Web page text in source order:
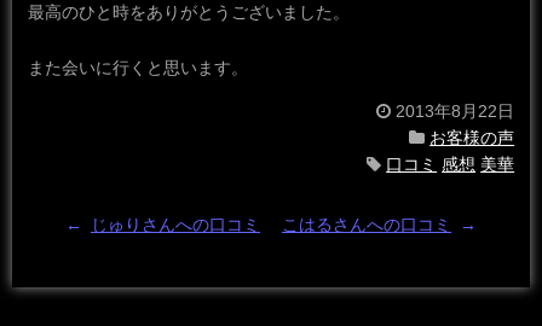
最高のひと時をありがとうございました。
また会いに行くと思います。
2013年8月22日
お客様の声
口コミ 感想 美華
← じゅりさんへの口コミ こはるさんへの口コミ →